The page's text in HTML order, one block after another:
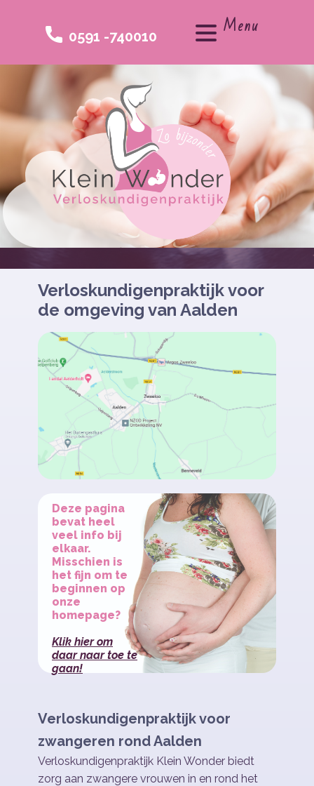
Menu
0591 -740010
Verloskundigenpraktijk voor
de omgeving van Aalden
Deze pagina
bevat heel
veel info bij
elkaar.
Misschien is
het fijn om te
beginnen op
onze
homepage?
Klik hier om
daar naar toe te
gaan!
Verloskundigenpraktijk voor
zwangeren rond Aalden
Verloskundigenpraktijk Klein Wonder biedt
zorg aan zwangere vrouwen in en rond het